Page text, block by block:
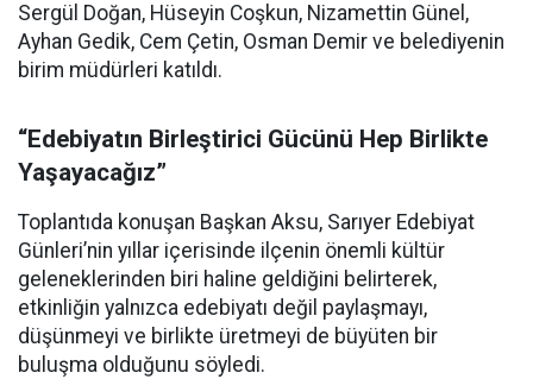
Sergül Doğan, Hüseyin Coşkun, Nizamettin Günel,
Ayhan Gedik, Cem Çetin, Osman Demir ve belediyenin
birim müdürleri katıldı.
“Edebiyatın Birleştirici Gücünü Hep Birlikte
Yaşayacağız”
Toplantıda konuşan Başkan Aksu, Sarıyer Edebiyat
Günleri’nin yıllar içerisinde ilçenin önemli kültür
geleneklerinden biri haline geldiğini belirterek,
etkinliğin yalnızca edebiyatı değil paylaşmayı,
düşünmeyi ve birlikte üretmeyi de büyüten bir
buluşma olduğunu söyledi.